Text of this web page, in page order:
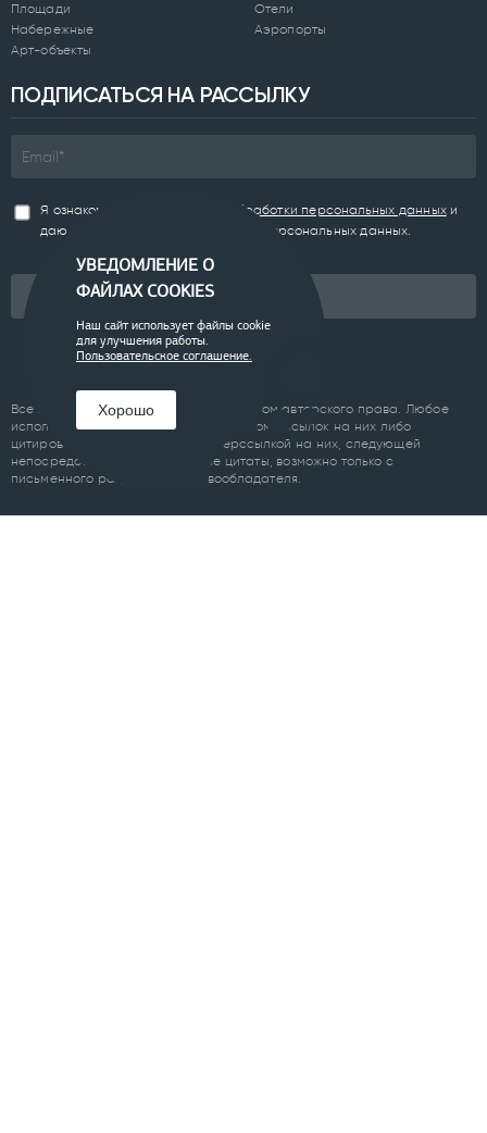
Площади
Набережные
Арт-объекты
Отели
Аэропорты
ПОДПИСАТЬСЯ НА РАССЫЛКУ
Я ознакомлен(а) с Политикой обработки персональных данныхи
даю согласие на обработку моих персональных данных.
Подписаться
Все материалы сайта являются объектом авторского права. Любое
использование материалов сайта, кроме ссылок на них либо
цитирование с обязательной гиперссылкой на них, следующей
непосредственно до либо после цитаты, возможно только с
письменного разрешения правообладателя.
УВЕДОМЛЕНИЕ О
ФАЙЛАХ COOKIES
Наш сайт использует файлы cookie
для улучшения работы.
Пользовательское соглашение.
Хорошо